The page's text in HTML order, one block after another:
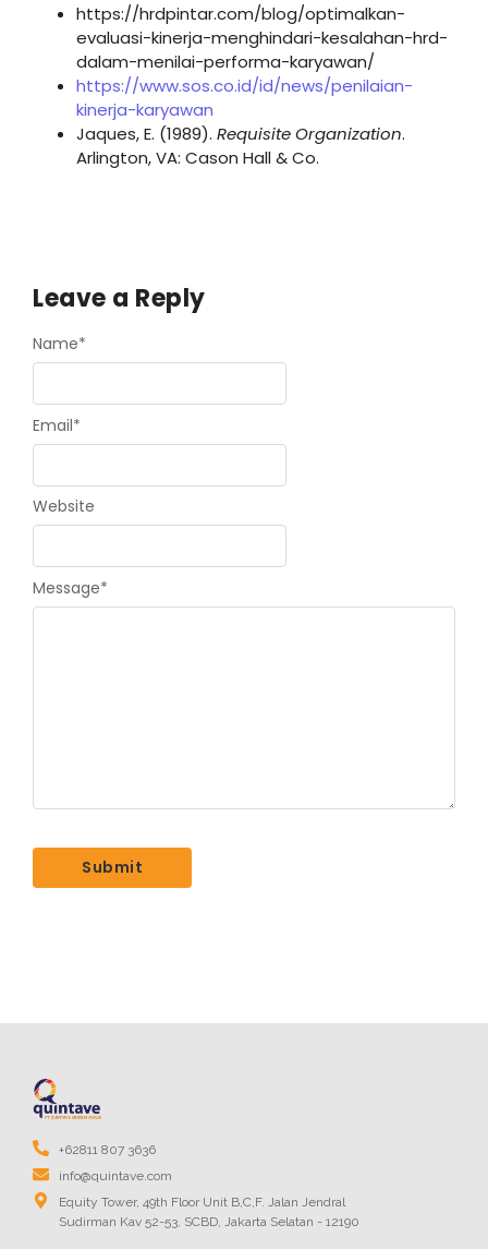
https://hrdpintar.com/blog/optimalkan-
evaluasi-kinerja-menghindari-kesalahan-hrd-
dalam-menilai-performa-karyawan/
https://www.sos.co.id/id/news/penilaian-
kinerja-karyawan
Jaques, E. (1989). Requisite Organization.
Arlington, VA: Cason Hall & Co.
Leave a Reply
Message*
Name*
Email*
Website
+62811 807 3636
info@quintave.com
Equity Tower, 49th Floor Unit B,C,F. Jalan Jendral
Sudirman Kav 52-53, SCBD, Jakarta Selatan - 12190